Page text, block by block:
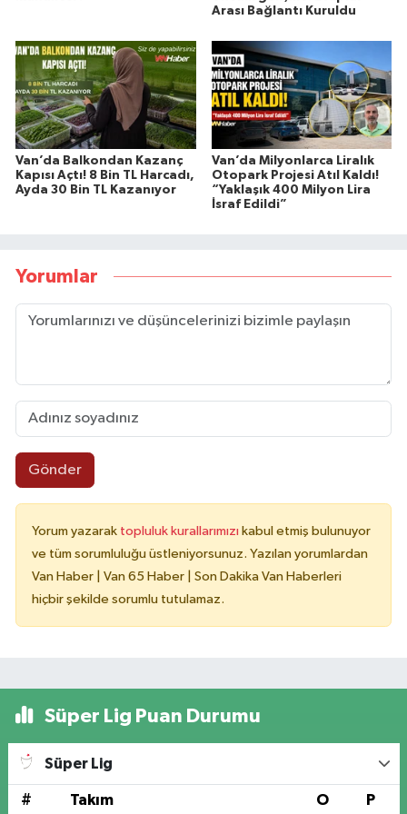
Arası Bağlantı Kuruldu
Van’da Balkondan Kazanç
Kapısı Açtı! 8 Bin TL Harcadı,
Ayda 30 Bin TL Kazanıyor
Van’da Milyonlarca Liralık
Otopark Projesi Atıl Kaldı!
“Yaklaşık 400 Milyon Lira
İsraf Edildi”
Yorumlar
Gönder
Yorum yazarak topluluk kurallarımızı kabul etmiş bulunuyor
ve tüm sorumluluğu üstleniyorsunuz. Yazılan yorumlardan
Van Haber | Van 65 Haber | Son Dakika Van Haberleri
hiçbir şekilde sorumlu tutulamaz.
Süper Lig Puan Durumu
Süper Lig
# Takım O P